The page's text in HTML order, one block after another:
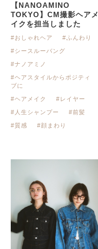
【NANOAMINO
TOKYO】CM撮影ヘアメ
イクを担当しました
#おしゃれヘア
#ふんわり
#シースルーバング
#ナノアミノ
#ヘアスタイルからポジティ
ブに
#ヘアメイク
#レイヤー
#人生シャンプー
#前髪
#質感
#顔まわり